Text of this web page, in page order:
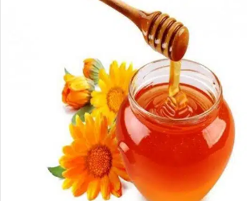
د
ا
إ
ل
ك
ت